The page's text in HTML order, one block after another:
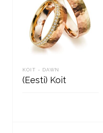
KOIT - DAWN
(Eesti) Koit